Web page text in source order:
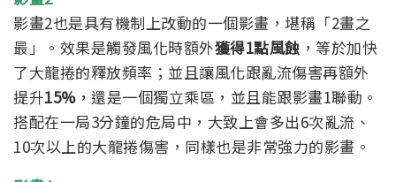
影畫2也是具有機制上改動的一個影畫，堪稱「2畫之
最」。效果是觸發風化時額外獲得1點風蝕 ，等於加快
了大龍捲的釋放頻率；並且讓風化跟亂流傷害再額外
提升15%，還是一個獨立乘區，並且能跟影畫1聯動。
搭配在一局3分鐘的危局中，大致上會多出6次亂流、
10次以上的大龍捲傷害，同樣也是非常強力的影畫。